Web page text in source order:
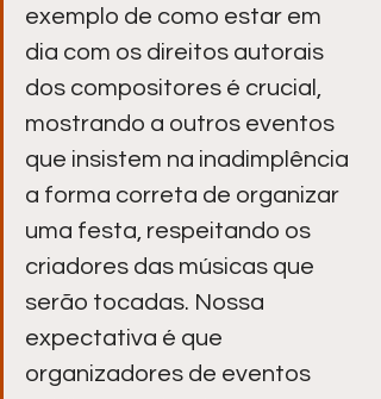
exemplo de como estar em
dia com os direitos autorais
dos compositores é crucial,
mostrando a outros eventos
que insistem na inadimplência
a forma correta de organizar
uma festa, respeitando os
criadores das músicas que
serão tocadas. Nossa
expectativa é que
organizadores de eventos